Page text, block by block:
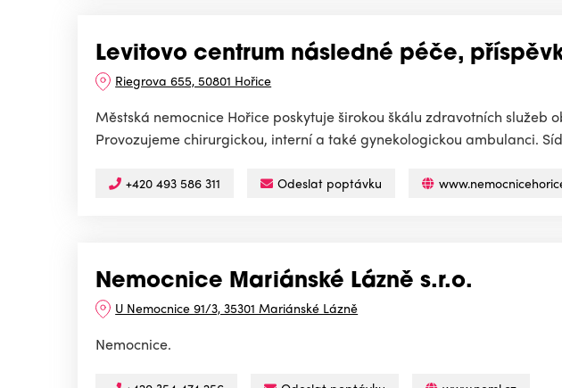
Levitovo centrum následné péče,
Riegrova 655, 50801 Hořice
Městská nemocnice Hořice poskytuje širokou škálu zdravotních služeb
Provozujeme chirurgickou, interní a také gynekologickou ambulanci.
+420 493 586 311 Odeslat poptávku
Nemocnice Mariánské Lázně s.r.o.
U Nemocnice 91/3, 35301 Mariánské Lázně
Nemocnice.